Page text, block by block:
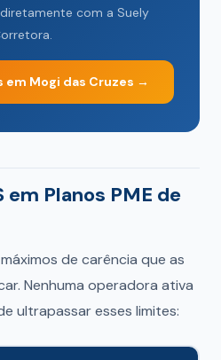
com a Suely
em Mogi das Cruzes →
em Planos PME de
de carência que as
Nenhuma operadora ativa
ultrapassar esses limites: